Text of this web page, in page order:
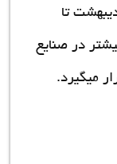
تا
در صنایع
میگیرد.